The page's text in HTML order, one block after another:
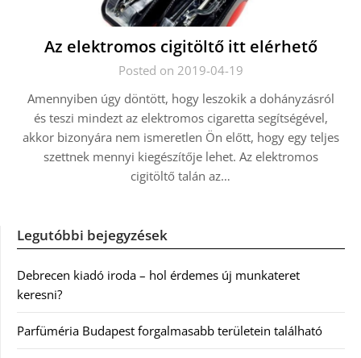
Az elektromos cigitöltő itt elérhető
Posted on 2019-04-19
Amennyiben úgy döntött, hogy leszokik a dohányzásról
és teszi mindezt az elektromos cigaretta segítségével,
akkor bizonyára nem ismeretlen Ön előtt, hogy egy teljes
szettnek mennyi kiegészítője lehet. Az elektromos
cigitöltő talán az…
Legutóbbi bejegyzések
Debrecen kiadó iroda – hol érdemes új munkateret
keresni?
Parfüméria Budapest forgalmasabb területein található